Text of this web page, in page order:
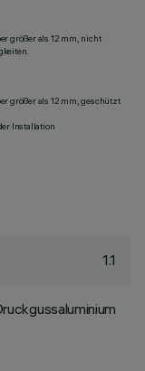
größer als 12 mm, nicht
größer als 12 mm, geschützt
Installation
1.1